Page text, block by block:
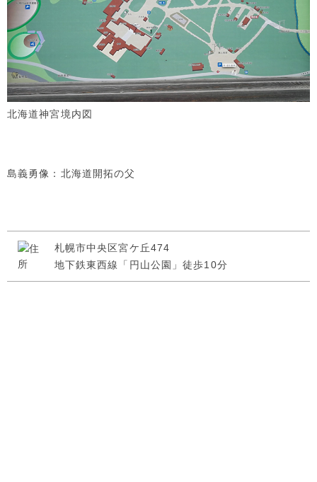
北海道神宮境内図
島義勇像：北海道開拓の父
札幌市中央区宮ケ丘474
地下鉄東西線「円山公園」徒歩10分